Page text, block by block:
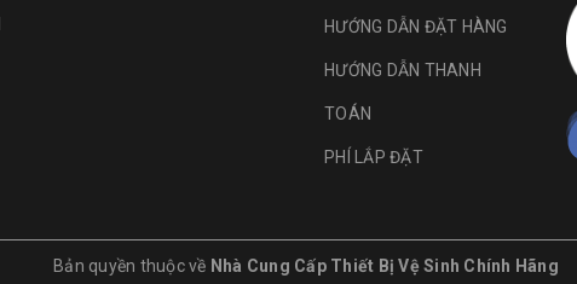
HƯỚNG DẪN ĐẶT HÀNG
HƯỚNG DẪN THANH
TOÁN
PHÍ LẮP ĐẶT
Bản quyền thuộc về Nhà Cung Cấp Thiết Bị Vệ Sinh Chính Hãng